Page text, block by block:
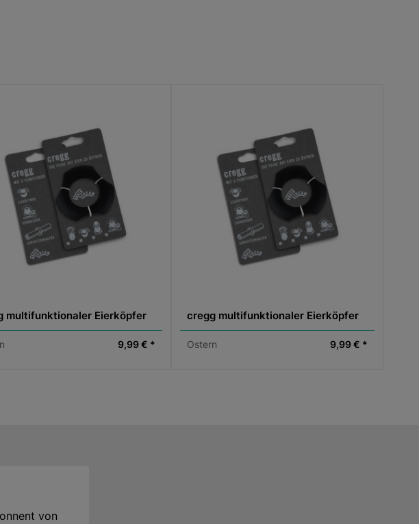
multifunktionaler Eierköpfer
9,99 € *
cregg multifunktionaler Eierköpfer
Ostern 9,99 € *
von